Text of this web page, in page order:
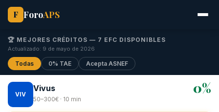
F ForoAPS
🏆 MEJORES CRÉDITOS — 7 EFC DISPONIBLES
Actualizado: 9 de mayo de 2026
Todas 0% TAE Acepta ASNEF
VIV
Vivus
50–300€ · 10 min
0%